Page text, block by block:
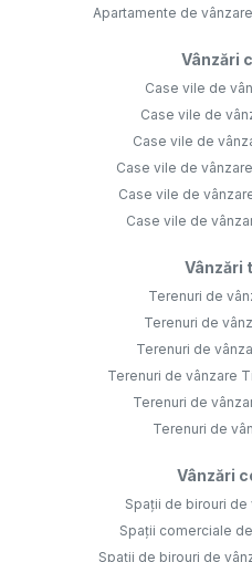
Apartamente de
Vânzări
Case vile de
Case vile de
Case vile de
Case vile de
Case vile de
Case vile de
Vânzări
Terenuri de
Terenuri de
Terenuri de
Terenuri de vânzare
Terenuri de
Terenuri de
Vânzări
Spații de birouri
Spații comerciale
Spații de birouri de